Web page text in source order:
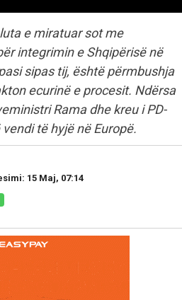
e miratuar sot me
integrimin e Shqipërisë në
sipas tij, është përmbushja
ecurinë e procesit. Ndërsa
Rama dhe kreu i PD-
të hyjë në Europë.
15 Maj, 07:14